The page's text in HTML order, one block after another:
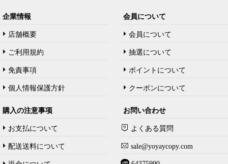
企業情報
店舗概要
ご利用規約
免責事項
個人情報保護方針
会員について
会員について
抽選について
ポイントについて
クーポンについて
購入の注意事项
お支払について
配送送料について
お問い合わせ
よくある質問
sale@yoyaycopy.com